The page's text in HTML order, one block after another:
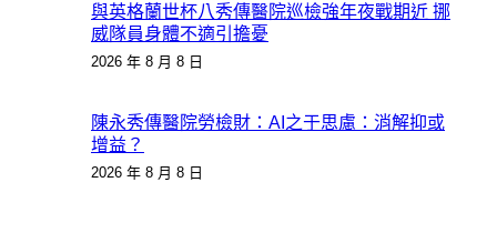
與英格蘭世杯八秀傳醫院巡檢強年夜戰期近 挪
威隊員身體不適引擔憂
2026 年 8 月 8 日
陳永秀傳醫院勞檢財：AI之于思慮：消解抑或
增益？
2026 年 8 月 8 日